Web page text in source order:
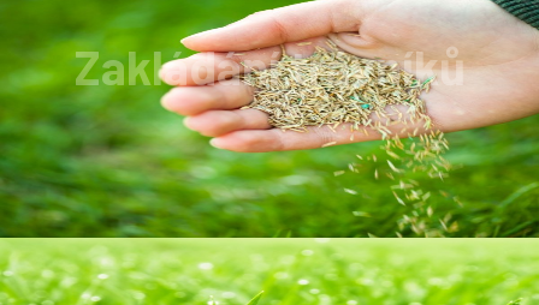
Zakládání trávníků
Zakládání trávníků s precizním vyrovnáním
pozemku.